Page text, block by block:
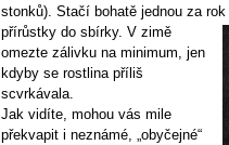
stonků). Stačí bohatě jednou za rok
přírůstky do sbírky. V zimě
omezte zálivku na minimum, jen
kdyby se rostlina příliš
scvrkávala.
Jak vidíte, mohou vás mile
překvapit i neznámé, „obyčejné“